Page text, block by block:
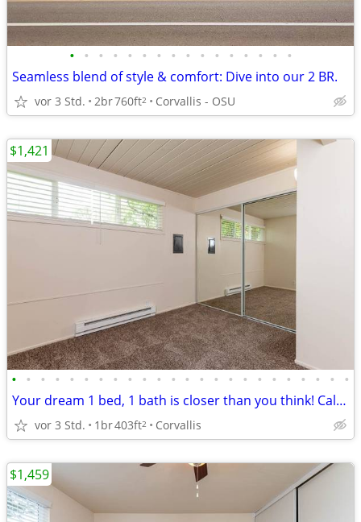
• • • • • • • • • • • • • • • •
Seamless blend of style & comfort: Dive into our 2 BR.
vor 3 Std. 2br760ft2 Corvallis - OSU
• • • • • • • • • • • • • • • • • • • • • • • •
Your dream 1 bed, 1 bath is closer than you think! Call now!
vor 3 Std. 1br403ft2 Corvallis
$1,421
$1,459